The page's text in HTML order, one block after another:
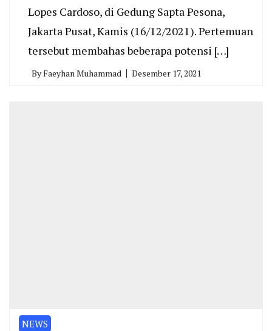
Lopes Cardoso, di Gedung Sapta Pesona,
Jakarta Pusat, Kamis (16/12/2021). Pertemuan
tersebut membahas beberapa potensi […]
ByFaeyhan Muhammad Desember 17, 2021
NEWS